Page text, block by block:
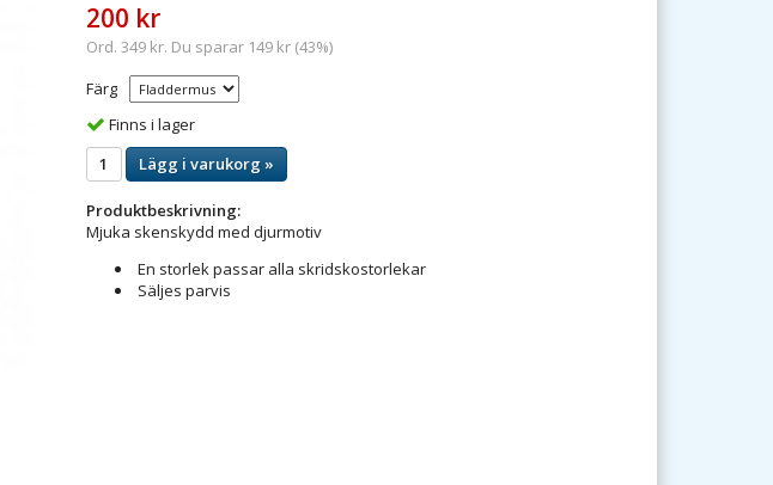
200 kr
Ord. 349 kr. Du sparar 149 kr (43%)
Färg
Finns i lager
Lägg i varukorg »
Produktbeskrivning:
Mjuka skenskydd med djurmotiv
En storlek passar alla skridskostorlekar
Säljes parvis